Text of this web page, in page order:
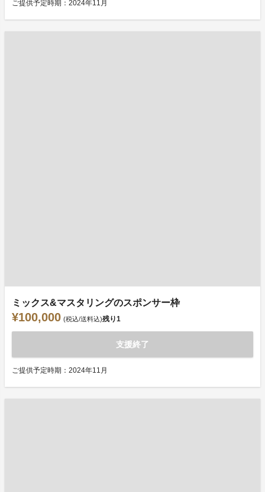
ご提供予定時期：2024年11月
ミックス&マスタリングのスポンサー枠
¥100,000 (税込/送料込)残り1
支援終了
ご提供予定時期：2024年11月